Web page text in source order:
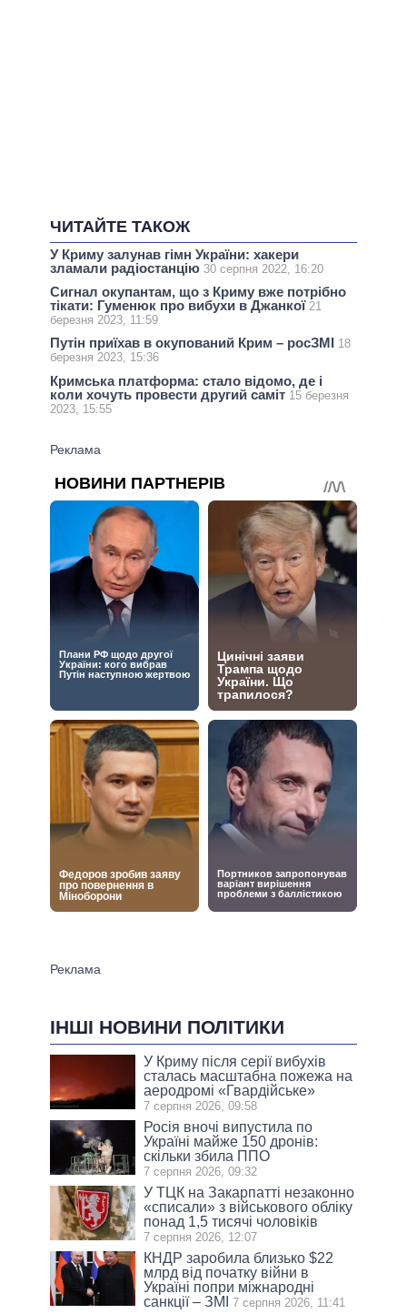
ЧИТАЙТЕ ТАКОЖ
У Криму залунав гімн України: хакери
зламали радіостанцію 30 серпня 2022, 16:20
Сигнал окупантам, що з Криму вже потрібно
тікати: Гуменюк про вибухи в Джанкої 21
березня 2023, 11:59
Путін приїхав в окупований Крим – росЗМІ 18
березня 2023, 15:36
Кримська платформа: стало відомо, де і
коли хочуть провести другий саміт 15 березня
2023, 15:55
ІНШІ НОВИНИ ПОЛІТИКИ
У Криму після серії вибухів
сталась масштабна пожежа на
аеродромі «Гвардійське»
7 серпня 2026, 09:58
Росія вночі випустила по
Україні майже 150 дронів:
скільки збила ППО
7 серпня 2026, 09:32
У ТЦК на Закарпатті незаконно
«списали» з військового обліку
понад 1,5 тисячі чоловіків
7 серпня 2026, 12:07
КНДР заробила близько $22
млрд від початку війни в
Україні попри міжнародні
санкції – ЗМІ
7 серпня 2026, 11:41